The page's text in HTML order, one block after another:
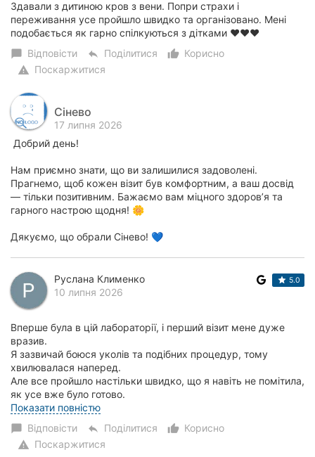
Здавали з дитиною кров з вени. Попри страхи і
переживання усе пройшло швидко та організовано. Мені
подобається як гарно спілкуються з дітками ❤️❤️❤️
chat_bubble Відповісти reply Поділитися thumb_up_alt
Корисно
warning Поскаржитися
Сінево
17 липня 2026
Добрий день!
Нам приємно знати, що ви залишилися задоволені.
Прагнемо, щоб кожен візит був комфортним, а ваш досвід
— тільки позитивним. Бажаємо вам міцного здоров’я та
гарного настрою щодня! 🌼
Дякуємо, що обрали Сінево! 💙
Руслана Клименко
10 липня 2026
5.0
Вперше була в цій лабораторії, і перший візит мене дуже
вразив.
Я зазвичай боюся уколів та подібних процедур, тому
хвилювалася наперед.
Але все пройшло настільки швидко, що я навіть не помітила,
як усе вже було готово.
Медсестра справила чудове враже...
Показати повністю
chat_bubble Відповісти reply Поділитися thumb_up_alt
Корисно
warning Поскаржитися